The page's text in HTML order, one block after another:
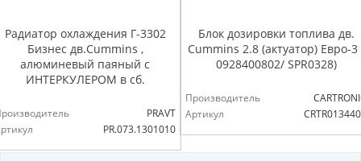
Радиатор охлаждения Г-3302
Бизнес дв.Cummins ,
алюминевый паяный с
ИНТЕРКУЛЕРОМ в сб.
PRAVT
PR.073.1301010
Блок дозировки топлива дв.
Cummins 2.8 (актуатор) Евро-3
0928400802/ SPR0328)
Производитель
Артикул